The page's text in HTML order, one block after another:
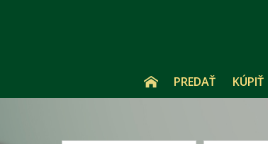
PREDAŤ KÚPIŤ